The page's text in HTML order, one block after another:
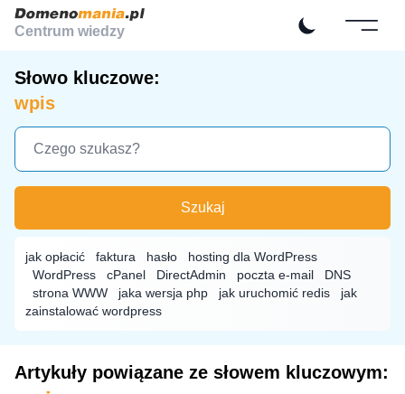
Centrum wiedzy
Słowo kluczowe:
wpis
Szukaj
jak opłacić faktura hasło
hosting dla WordPress
WordPress
cPanel DirectAdmin poczta e-mail
DNS
strona WWW
jaka wersja php jak uruchomić redis
jak
zainstalować wordpress
Artykuły powiązane ze słowem kluczowym: